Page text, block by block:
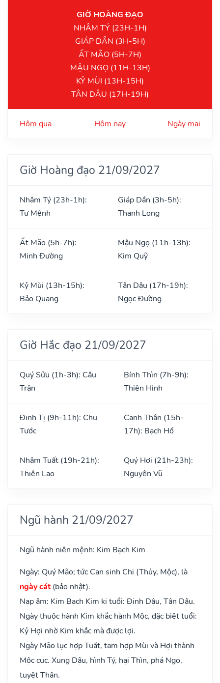
GIỜ HOÀNG ĐẠO
NHÂM TÝ (23H-1H)
GIÁP DẦN (3H-5H)
ẤT MÃO (5H-7H)
MẬU NGỌ (11H-13H)
KỶ MÙI (13H-15H)
TÂN DẬU (17H-19H)
Hôm qua Hôm nay Ngày mai
Giờ Hoàng đạo 21/09/2027
Nhâm Tý (23h-1h):
Tư Mệnh
Giáp Dần (3h-5h):
Thanh Long
Ất Mão (5h-7h):
Minh Đường
Mậu Ngọ (11h-13h):
Kim Quỹ
Kỷ Mùi (13h-15h):
Bảo Quang
Tân Dậu (17h-19h):
Ngọc Đường
Giờ Hắc đạo 21/09/2027
Quý Sửu (1h-3h): Câu
Trận
Bính Thìn (7h-9h):
Thiên Hình
Đinh Tị (9h-11h): Chu
Tước
Canh Thân (15h-
17h): Bạch Hổ
Nhâm Tuất (19h-21h):
Thiên Lao
Quý Hợi (21h-23h):
Nguyên Vũ
Ngũ hành 21/09/2027
Ngũ hành niên mệnh: Kim Bạch Kim
Ngày: Quý Mão; tức Can sinh Chi (Thủy, Mộc), là
ngày cát(bảo nhật).
Nạp âm: Kim Bạch Kim kị tuổi: Đinh Dậu, Tân Dậu.
Ngày thuộc hành Kim khắc hành Mộc, đặc biệt tuổi:
Kỷ Hợi nhờ Kim khắc mà được lợi.
Ngày Mão lục hợp Tuất, tam hợp Mùi và Hợi thành
Mộc cục. Xung Dậu, hình Tý, hại Thìn, phá Ngọ,
tuyệt Thân.